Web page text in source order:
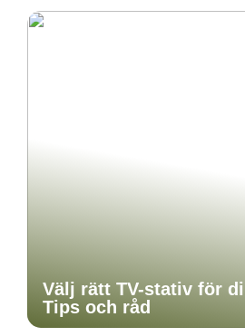
Välj rätt TV-stativ för
Tips och råd